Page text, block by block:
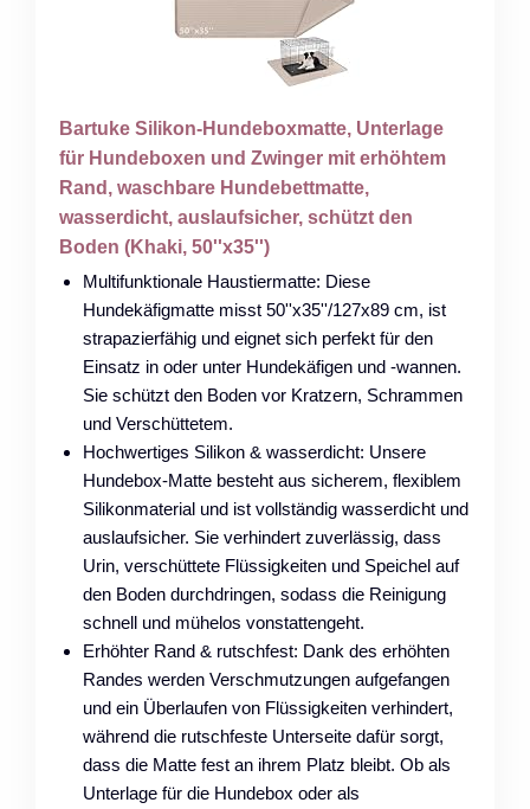
Bartuke Silikon-Hundeboxmatte, Unterlage
für Hundeboxen und Zwinger mit erhöhtem
Rand, waschbare Hundebettmatte,
wasserdicht, auslaufsicher, schützt den
Boden (Khaki, 50''x35'')
Multifunktionale Haustiermatte: Diese
Hundekäfigmatte misst 50''x35''/127x89 cm, ist
strapazierfähig und eignet sich perfekt für den
Einsatz in oder unter Hundekäfigen und -wannen.
Sie schützt den Boden vor Kratzern, Schrammen
und Verschüttetem.
Hochwertiges Silikon & wasserdicht: Unsere
Hundebox-Matte besteht aus sicherem, flexiblem
Silikonmaterial und ist vollständig wasserdicht und
auslaufsicher. Sie verhindert zuverlässig, dass
Urin, verschüttete Flüssigkeiten und Speichel auf
den Boden durchdringen, sodass die Reinigung
schnell und mühelos vonstattengeht.
Erhöhter Rand & rutschfest: Dank des erhöhten
Randes werden Verschmutzungen aufgefangen
und ein Überlaufen von Flüssigkeiten verhindert,
während die rutschfeste Unterseite dafür sorgt,
dass die Matte fest an ihrem Platz bleibt. Ob als
Unterlage für die Hundebox oder als